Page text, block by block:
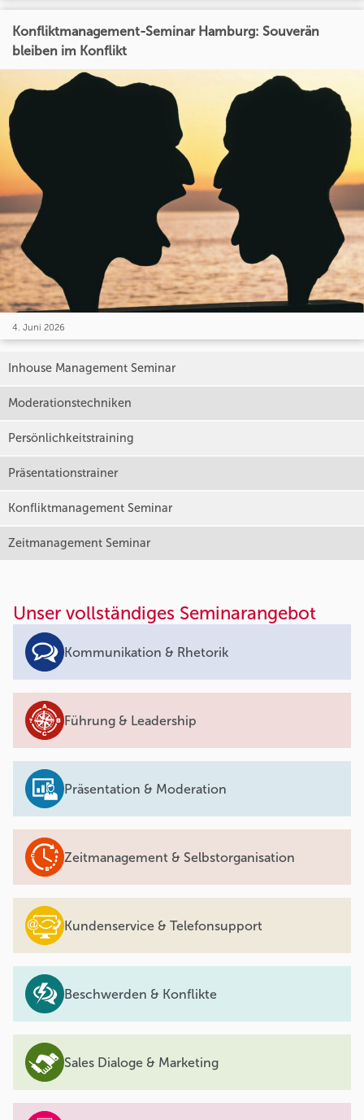
Konfliktmanagement-Seminar Hamburg: Souverän
bleiben im Konflikt
4. Juni 2026
Inhouse Management Seminar
Moderationstechniken
Persönlichkeitstraining
Präsentationstrainer
Konfliktmanagement Seminar
Zeitmanagement Seminar
Unser vollständiges Seminarangebot
Kommunikation & Rhetorik
Führung & Leadership
Präsentation & Moderation
Zeitmanagement & Selbstorganisation
Kundenservice & Telefonsupport
Beschwerden & Konflikte
Sales Dialoge & Marketing